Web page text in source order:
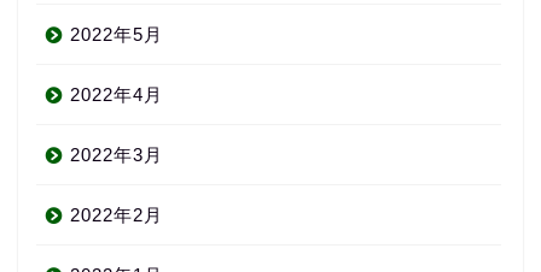
2022年5月
2022年4月
2022年3月
2022年2月